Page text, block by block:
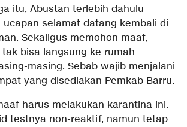
itu, Abustan terlebih dahulu
ucapan selamat datang kembali di
Sekaligus memohon maaf,
bisa langsung ke rumah
masing. Sebab wajib menjalani
yang disediakan Pemkab Barru.
harus melakukan karantina ini.
testnya non-reaktif, namun tetap